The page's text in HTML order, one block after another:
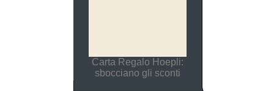
Carta Regalo Hoepli:
sbocciano gli sconti